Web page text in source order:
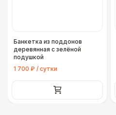
Банкетка из поддонов
деревянная с зелёной
подушкой
1 700 ₽ / сутки